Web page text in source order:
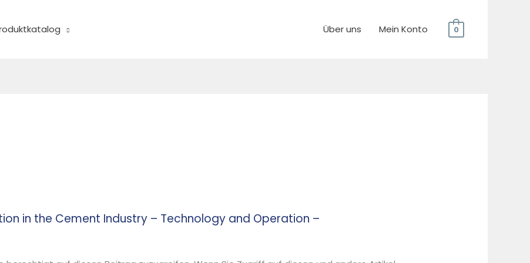
Über uns Mein Konto 0
in the Cement Industry – Technology and Operation –